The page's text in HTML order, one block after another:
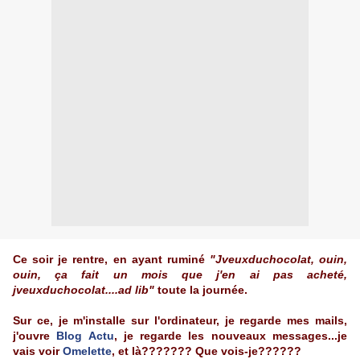
Ce soir je rentre, en ayant ruminé "Jveuxduchocolat, ouin,
ouin, ça fait un mois que j'en ai pas acheté,
jveuxduchocolat....ad lib" toute la journée.
Sur ce, je m'installe sur l'ordinateur, je regarde mes mails,
j'ouvre Blog Actu, je regarde les nouveaux messages...je
vais voirOmelette, et là??????? Que vois-je??????